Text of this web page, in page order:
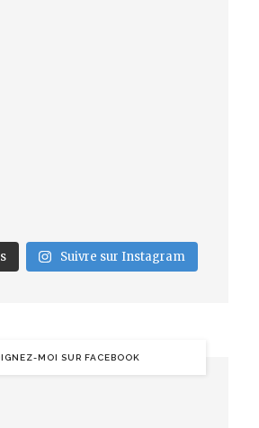
Suivre sur Instagram
MOI SUR FACEBOOK